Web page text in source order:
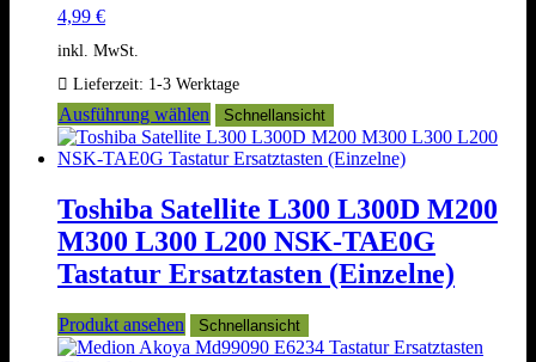
4,99 €
inkl. MwSt.
Lieferzeit: 1-3 Werktage
Ausführung wählen
Dieses
Produkt
weist
Varianten
auf.
Die
Optionen
können
der
Produktseite
Schnellansicht
Toshiba Satellite L300 L300D M200
M300 L300 L200 NSK-TAE0G
Tastatur Ersatztasten (Einzelne)
Produkt ansehen Schnellansicht